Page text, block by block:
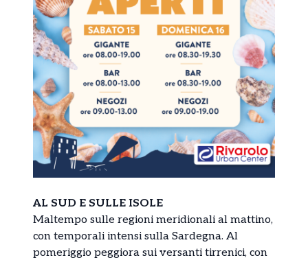
AL SUD E SULLE ISOLE
Maltempo sulle regioni meridionali al mattino,
con temporali intensi sulla Sardegna. Al
pomeriggio peggiora sui versanti tirrenici, con